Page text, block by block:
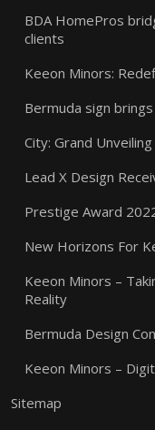
BDA HomePros
clients
Keeon Minors:
Bermuda sign
City: Grand
Lead X Design
Prestige Award
New Horizons For
Keeon Minors –
Reality
Bermuda Design
Keeon Minors –
Sitemap